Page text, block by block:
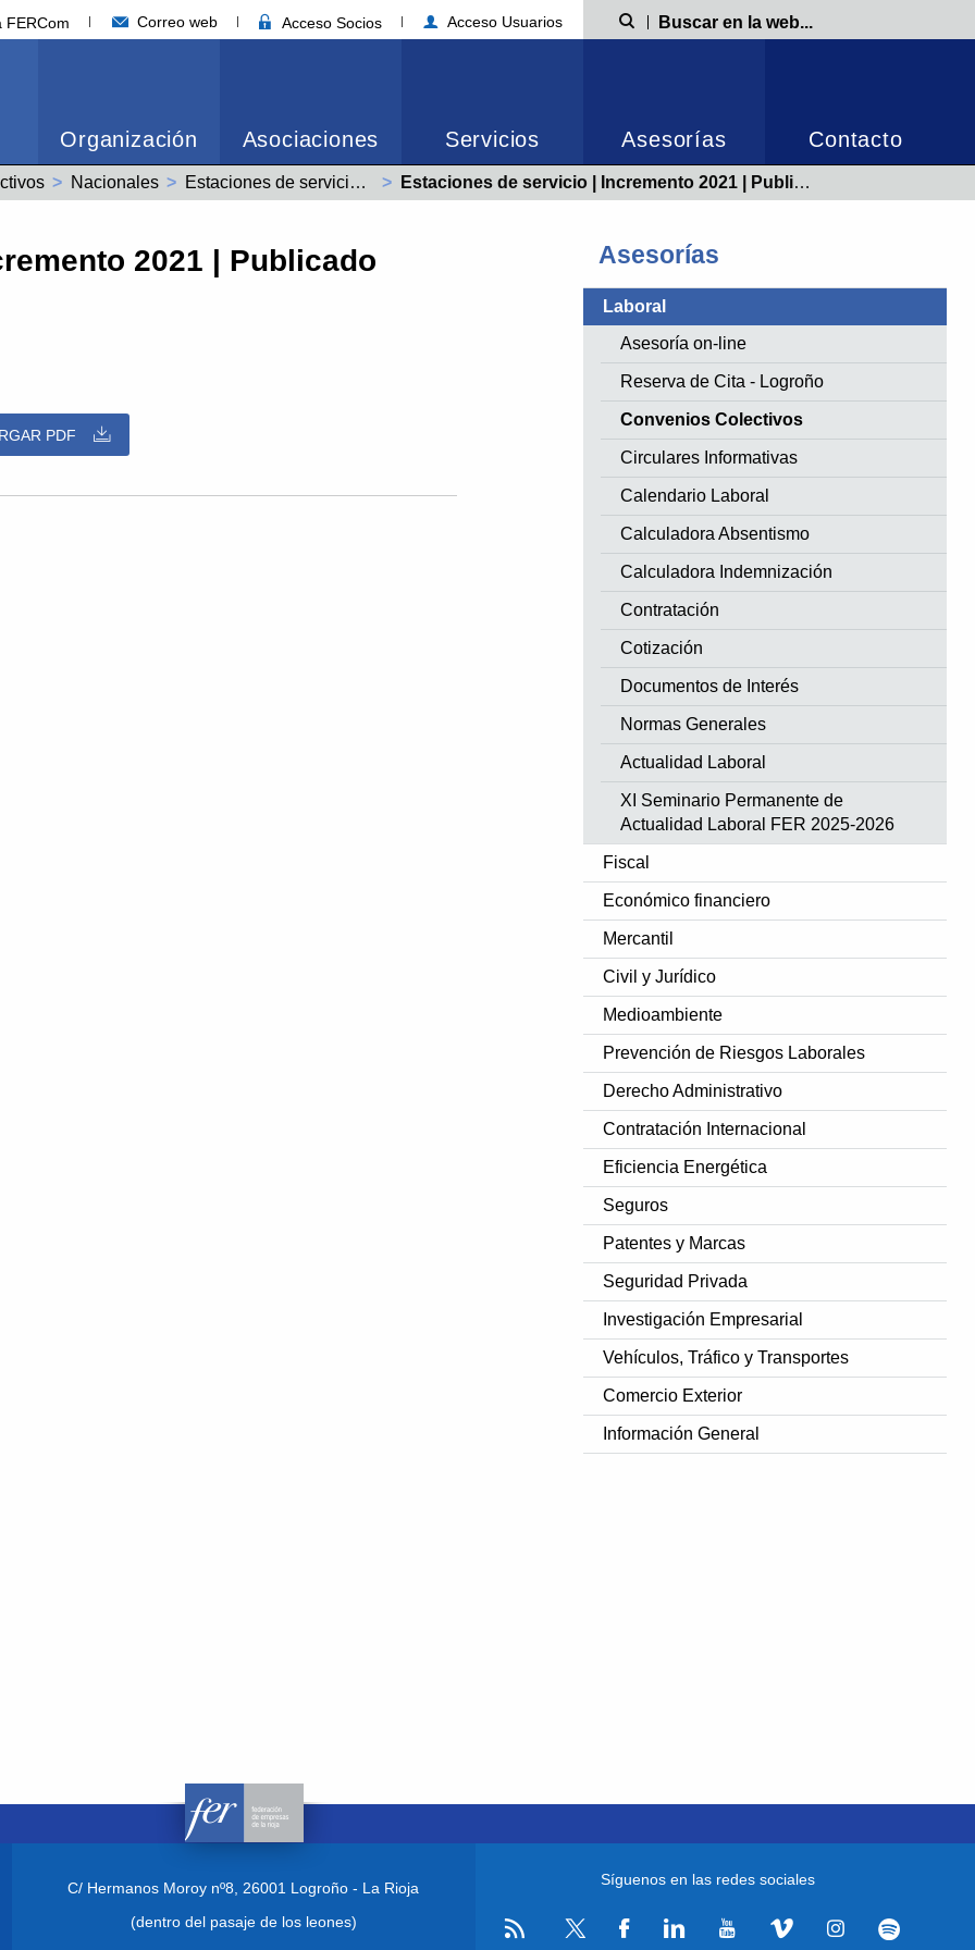
FERCom Correo web Acceso Socios Acceso Usuarios Búsqueda
Organización Asociaciones Servicios Asesorías Contacto
Nacionales Estaciones de servicio (99001995011981) Actual:
Estaciones de servicio | Incremento 2021 | Publicado 06/05/2021
Asesorías
Laboral
Asesoría on-line
Reserva de Cita - Logroño
Convenios Colectivos
Circulares Informativas
Calendario Laboral
Calculadora Absentismo
Calculadora Indemnización
Contratación
Cotización
Documentos de Interés
Normas Generales
Actualidad Laboral
XI Seminario Permanente de
Actualidad Laboral FER 2025-2026
Fiscal
Económico financiero
Mercantil
Civil y Jurídico
Medioambiente
Prevención de Riesgos Laborales
Derecho Administrativo
Contratación Internacional
Eficiencia Energética
Seguros
Patentes y Marcas
Seguridad Privada
Investigación Empresarial
Vehículos, Tráfico y Transportes
Comercio Exterior
Información General
2021 | Publicado
PDF
C/ Hermanos Moroy nº8,26001 Logroño - La Rioja
(dentro del pasaje de los leones)
Síguenos en las redes sociales